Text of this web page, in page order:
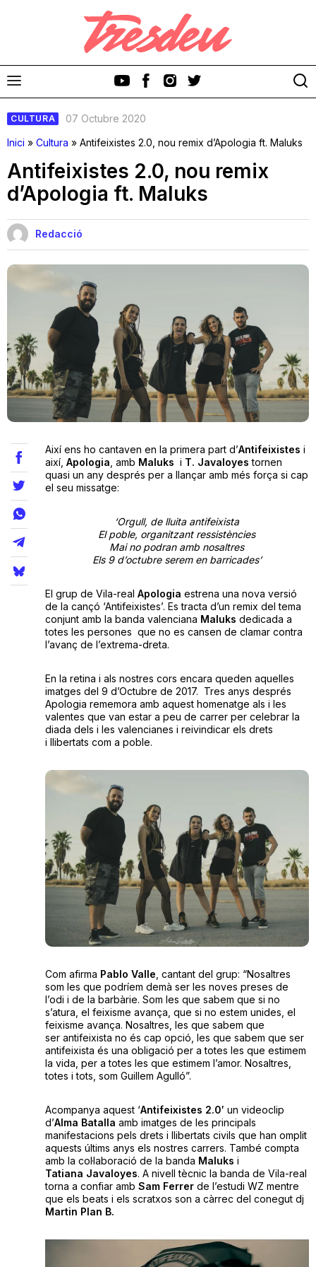
Discos
Cinema i Televisió
Teatre
Internet
Opinió
La Llista
Llocs
CULTURA
07 Octubre 2020
Inici » Cultura » Antifeixistes 2.0, nou remix d’Apologia ft. Maluks
Antifeixistes 2.0, nou remix
d’Apologia ft. Maluks
Redacció
Així ens ho cantaven en la primera part d’Antifeixistes i
així, Apologia , amb Maluks i T. Javaloyes tornen
quasi un any després per a llançar amb més força si cap
el seu missatge:
‘Orgull, de lluita antifeixista
El poble, organitzant ressistències
Mai no podran amb nosaltres
Els 9 d’octubre serem en barricades’
El grup de Vila-real Apologia estrena una nova versió
de la cançó ‘Antifeixistes’. Es tracta d’un remix del tema
conjunt amb la banda valenciana Maluks dedicada a
totes les persones que no es cansen de clamar contra
l’avanç de l’extrema-dreta.
En la retina i als nostres cors encara queden aquelles
imatges del 9 d’Octubre de 2017. Tres anys després
Apologia rememora amb aquest homenatge als i les
valentes que van estar a peu de carrer per celebrar la
diada dels i les valencianes i reivindicar els drets
i llibertats com a poble.
Com afirma Pablo Valle , cantant del grup: “Nosaltres
som les que podríem demà ser les noves preses de
l’odi i de la barbàrie. Som les que sabem que si no
s’atura, el feixisme avança, que si no estem unides, el
feixisme avança. Nosaltres, les que sabem que
ser antifeixista no és cap opció, les que sabem que ser
antifeixista és una obligació per a totes les que estimem
la vida, per a totes les que estimem l’amor. Nosaltres,
totes i tots, som Guillem Agulló”.
Acompanya aquest ‘Antifeixistes 2.0′ un videoclip
d’Alma Batalla amb imatges de les principals
manifestacions pels drets i llibertats civils que han omplit
aquests últims anys els nostres carrers. També compta
amb la col·laboració de la banda Maluks i
Tatiana Javaloyes. A nivell tècnic la banda de Vila-real
torna a confiar amb Sam Ferrerde l’estudi WZ mentre
que els beats i els scratxos son a càrrec del conegut dj
Martin Plan B.